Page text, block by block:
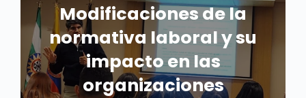
Modificaciones de la
normativa laboral y su
impacto en las
organizaciones